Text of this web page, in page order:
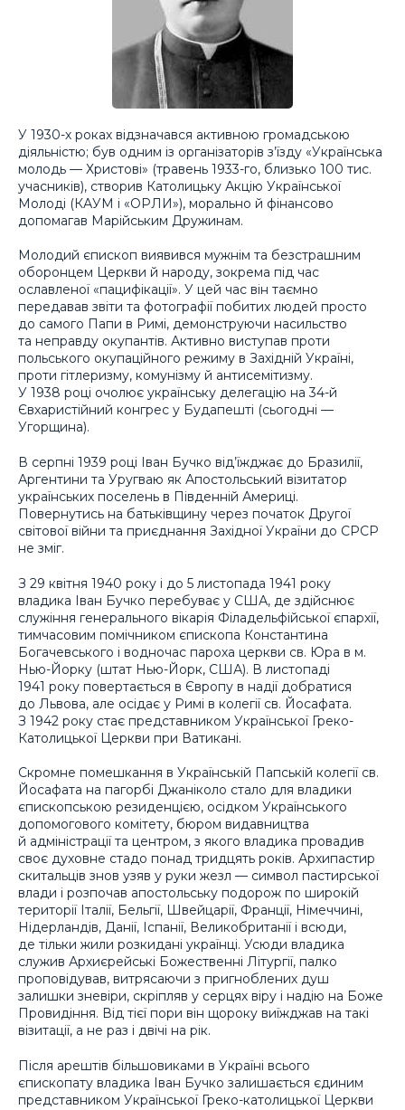
У 1930-х роках відзначався активною громадською
діяльністю; був одним із організаторів з’їзду «Українська
молодь — Христові» (травень 1933-го, близько 100 тис.
учасників), створив Католицьку Акцію Української
Молоді (КАУМ і «ОРЛИ»), морально й фінансово
допомагав Марійським Дружинам.
Молодий єпископ виявився мужнім та безстрашним
оборонцем Церкви й народу, зокрема під час
ославленої «пацифікації». У цей час він таємно
передавав звіти та фотографії побитих людей просто
до самого Папи в Римі, демонструючи насильство
та неправду окупантів. Активно виступав проти
польського окупаційного режиму в Західній Україні,
проти гітлеризму, комунізму й антисемітизму.
У 1938 році очолює українську делегацію на 34-й
Євхаристійний конгрес у Будапешті (сьогодні —
Угорщина).
В серпні 1939 році Іван Бучко від’їжджає до Бразилії,
Аргентини та Уругваю як Апостольський візитатор
українських поселень в Південній Америці.
Повернутись на батьківщину через початок Другої
світової війни та приєднання Західної України до СРСР
не зміг.
З 29 квітня 1940 року і до 5 листопада 1941 року
владика Іван Бучко перебуває у США, де здійснює
служіння генерального вікарія Філадельфійської єпархії,
тимчасовим помічником єпископа Константина
Богачевського і водночас пароха церкви св. Юра в м.
Нью-Йорку (штат Нью-Йорк, США). В листопаді
1941 року повертається в Європу в надії добратися
до Львова, але осідає у Римі в колегії св. Йосафата.
З 1942 року стає представником Української Греко-
Католицької Церкви при Ватикані.
Скромне помешкання в Українській Папській колегії св.
Йосафата на пагорбі Джаніколо стало для владики
єпископською резиденцією, осідком Українського
допомогового комітету, бюром видавництва
й адміністрації та центром, з якого владика провадив
своє духовне стадо понад тридцять років. Архипастир
скитальців знов узяв у руки жезл — символ пастирської
влади і розпочав апостольську подорож по широкій
території Італії, Бельгії, Швейцарії, Франції, Німеччині,
Нідерландів, Данії, Іспанії, Великобританії і всюди,
де тільки жили розкидані українці. Усюди владика
служив Архиєрейські Божественні Літургії, палко
проповідував, витрясаючи з пригноблених душ
залишки зневіри, скріпляв у серцях віру і надію на Боже
Провидіння. Від тієї пори він щороку виїжджав на такі
візитації, а не раз і двічі на рік.
Після арештів більшовиками в Україні всього
єпископату владика Іван Бучко залишається єдиним
представником Української Греко-католицької Церкви